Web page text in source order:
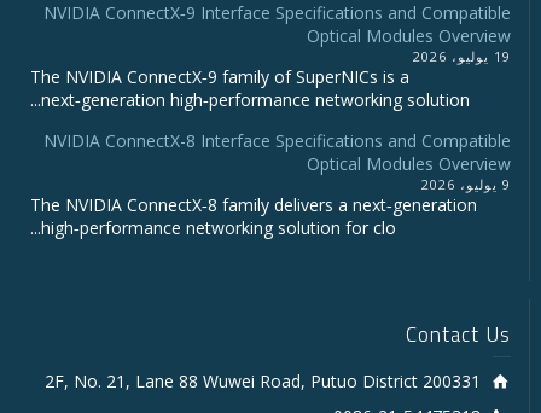
NVIDIA ConnectX‑9 Interface Specifications and Compatible
Optical Modules Overview
19 يوليو، 2026
The NVIDIA ConnectX‑9 family of SuperNICs is a
next‑generation high‑performance networking solution...
NVIDIA ConnectX-8 Interface Specifications and Compatible
Optical Modules Overview
9 يوليو، 2026
The NVIDIA ConnectX‑8 family delivers a next‑generation
high‑performance networking solution for clo...
Contact Us
2F, No. 21, Lane 88 Wuwei Road, Putuo District 200331